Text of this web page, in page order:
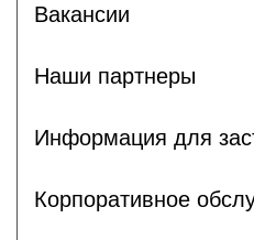
Вакансии
Наши партнеры
Информация для
Корпоративное